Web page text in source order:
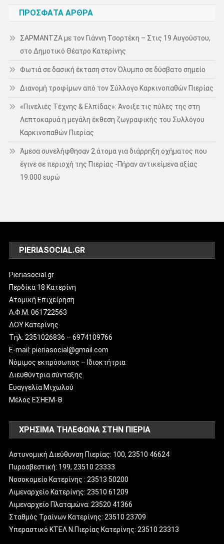
ΠΡΌΣΦΑΤΑ ΆΡΘΡΑ
ΣΑΡΜΑΝΤΖΑ με τον Γιάννη Τσορτέκη – Στις 19 Αυγούστου,
στο Δημοτικό Θέατρο Κατερίνης
Φωτιά σε δασική έκταση στον Όλυμπο σε δύσβατο σημείο
Διανομή τροφίμων από τον Σύλλογο Καρκινοπαθών Πιερίας
«Πινελιές Τέχνης & Ελπίδας»: Άνοιξε τις πύλες της στη
Λεπτοκαρυά η μεγάλη έκθεση ζωγραφικής του Συλλόγου
Καρκινοπαθών Πιερίας
Άμεσα συνελήφθησαν 2 άτομα για διάρρηξη οχήματος που
έγινε σε περιοχή της Πιερίας -Πήραν αντικείμενα αξίας
19.000 ευρώ
PIERIASOCIAL.GR
Pieriasocial.gr
Περδίκα 18 Κατερίνη
Ατομική Επιχείρηση
Α.Φ.Μ. 061722563
ΔΟΥ Κατερίνης
Tηλ: 2351026836 – 6974109766
E-mail: pieriasocial@gmail.com
Νόμιμος εκπρόσωπος – Ιδιοκτήτρια
Διευθύντρια σύνταξης
Ευαγγελία Μιχωλού
Μέλος ΕΣΗΕΜ-Θ
ΧΡΗΣΙΜΑ ΤΗΛΕΦΩΝΑ ΣΤΗΝ ΠΙΕΡΙΑ
Αστυνομική Διεύθυνση Πιερίας: 100, 23510 46624
Πυροσβεστική: 199, 23510 23333
Νοσοκομείο Κατερίνης : 23513 50200
Λιμεναρχείο Κατερίνης: 23510 61209
Λιμεναρχείο Πλαταμώνα: 23520 41366
Σταθμός Τραίνων Κατερίνης: 23510 23709
Υπεραστικό ΚΤΕΛ Ν.Πιερίας Κατερίνης: 23510 23313